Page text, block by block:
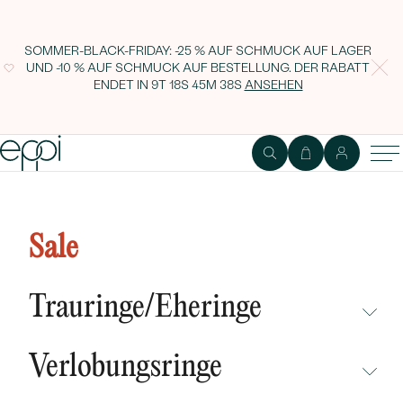
SOMMER-BLACK-FRIDAY: -25 % AUF SCHMUCK AUF LAGER
UND -10 % AUF SCHMUCK AUF BESTELLUNG. DER RABATT
ENDET IN 9T 18S 45M 38S ANSEHEN
Sale
Trauringe/Eheringe
NEUHEITEN
Verlobungsringe
Andres